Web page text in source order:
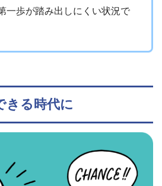
一歩が踏み出しにくい状況で
きる時代に